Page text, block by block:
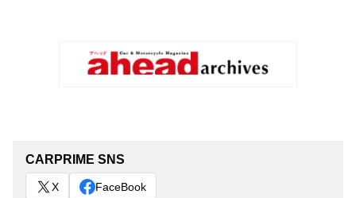
CARPRIME SNS
X FaceBook